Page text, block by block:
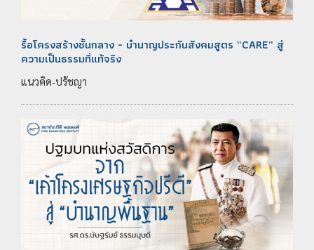
รื้อโครงสร้างชั้นกลาง - บำนาญประกันสังคมสูตร “CARE” สู่
ความเป็นธรรมที่แท้จริง
แนวคิด-ปรัชญา